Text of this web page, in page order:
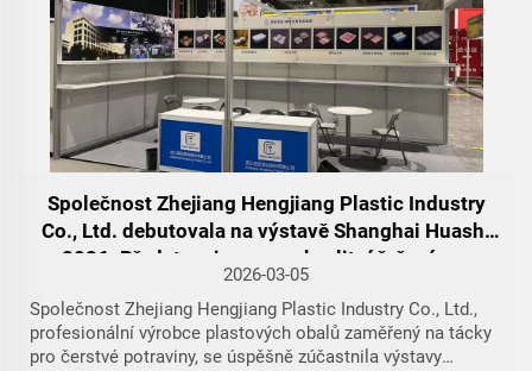
prozkoumalo nové směry technologie CPET a
podpořilo vysoce kvalitní rozvoj plastového
průmyslu
2026-01-30
Dne 28. ledna 2026 navštívila naši společnost delegace
společnosti Sukano Sdn. Bhd., světově uznávaného
odborníka na přísady, masterbatches a kompozitní činidla
se sídlem ve Švýcarsku, za účelem inspekce a výměny
Přečtěte si více